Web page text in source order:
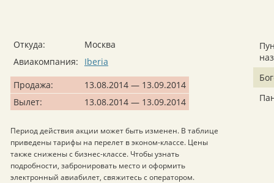
Откуда:
Москва
Авиакомпания:
Iberia
Продажа:
13.08.2014 — 13.09.2014
Вылет:
13.08.2014 — 13.09.2014
Период действия акции может быть изменен. В таблице
приведены тарифы на перелет в эконом-классе. Цены
также снижены с бизнес-классе. Чтобы узнать
подробности, забронировать место и оформить
электронный авиабилет, свяжитесь с оператором.